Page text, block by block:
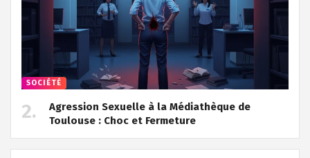
SOCIÉTÉ
Agression Sexuelle à la Médiathèque de
Toulouse : Choc et Fermeture